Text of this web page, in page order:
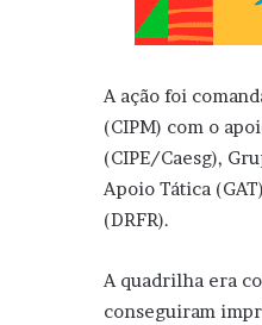
A ação foi
(CIPM) com o
(CIPE/Caesg),
Apoio Tática
(DRFR).
A quadrilha era
conseguiram